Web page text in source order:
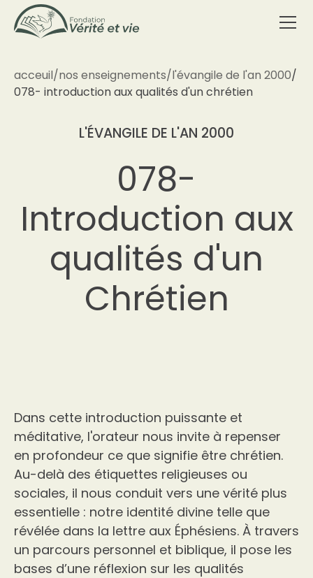
acceuil/nos enseignements/l'évangile de l'an 2000/
078- introduction aux qualités d'un chrétien
L'ÉVANGILE DE L'AN 2000
078-
Introduction aux
qualités d'un
Chrétien
Dans cette introduction puissante et
méditative, l'orateur nous invite à repenser
en profondeur ce que signifie être chrétien.
Au-delà des étiquettes religieuses ou
sociales, il nous conduit vers une vérité plus
essentielle : notre identité divine telle que
révélée dans la lettre aux Éphésiens. À travers
un parcours personnel et biblique, il pose les
bases d’une réflexion sur les qualités